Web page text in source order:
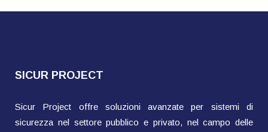
SICUR PROJECT
Sicur Project offre soluzioni avanzate per sistemi di
sicurezza nel settore pubblico e privato, nel campo delle